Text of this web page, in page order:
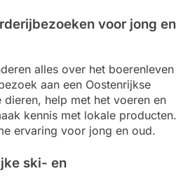
voor jong en
alles over het boerenleven
aan een Oostenrijkse
help met het voeren en
kennis met lokale producten.
ervaring voor jong en oud.
ski- en